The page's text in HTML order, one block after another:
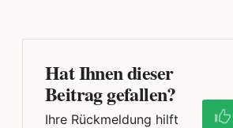
Hat Ihnen dieser
Beitrag gefallen?
Ihre Rückmeldung hilft